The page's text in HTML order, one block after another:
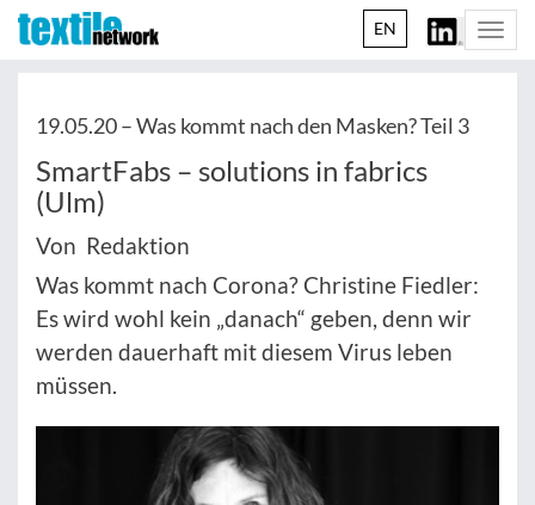
EN
19.05.20 –Was kommt nach den Masken? Teil 3
SmartFabs – solutions in fabrics
(Ulm)
Von Redaktion
Was kommt nach Corona? Christine Fiedler:
Es wird wohl kein „danach“ geben, denn wir
werden dauerhaft mit diesem Virus leben
müssen.